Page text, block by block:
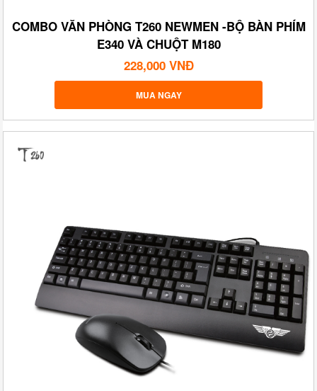
COMBO VĂN PHÒNG T260 NEWMEN -BỘ BÀN PHÍM
E340 VÀ CHUỘT M180
228,000 VNĐ
MUA NGAY